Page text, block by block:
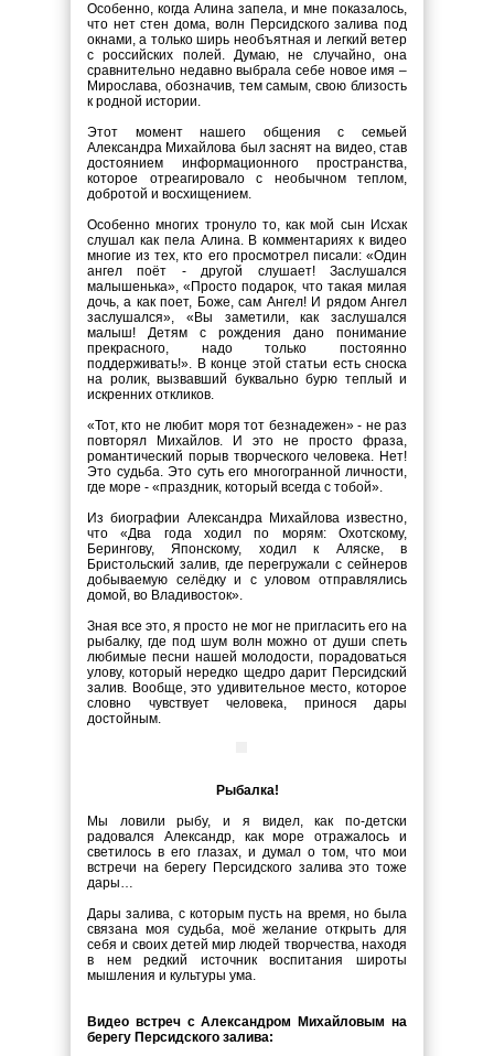
Особенно, когда Алина запела, и мне показалось,
что нет стен дома, волн Персидского залива под
окнами, а только ширь необъятная и легкий ветер
с российских полей. Думаю, не случайно, она
сравнительно недавно выбрала себе новое имя –
Мирослава, обозначив, тем самым, свою близость
к родной истории.
Этот момент нашего общения с семьей
Александра Михайлова был заснят на видео, став
достоянием информационного пространства,
которое отреагировало с необычном теплом,
добротой и восхищением.
Особенно многих тронуло то, как мой сын Исхак
слушал как пела Алина. В комментариях к видео
многие из тех, кто его просмотрел писали: «Один
ангел поёт - другой слушает! Заслушался
малышенька», «Просто подарок, что такая милая
дочь, а как поет, Боже, сам Ангел! И рядом Ангел
заслушался», «Вы заметили, как заслушался
малыш! Детям с рождения дано понимание
прекрасного, надо только постоянно
поддерживать!». В конце этой статьи есть сноска
на ролик, вызвавший буквально бурю теплый и
искренних откликов.
«Тот, кто не любит моря тот безнадежен» - не раз
повторял Михайлов. И это не просто фраза,
романтический порыв творческого человека. Нет!
Это судьба. Это суть его многогранной личности,
где море - «праздник, который всегда с тобой».
Из биографии Александра Михайлова известно,
что «Два года ходил по морям: Охотскому,
Берингову, Японскому, ходил к Аляске, в
Бристольский залив, где перегружали с сейнеров
добываемую селёдку и с уловом отправлялись
домой, во Владивосток».
Зная все это, я просто не мог не пригласить его на
рыбалку, где под шум волн можно от души спеть
любимые песни нашей молодости, порадоваться
улову, который нередко щедро дарит Персидский
залив. Вообще, это удивительное место, которое
словно чувствует человека, принося дары
достойным.
Рыбалка!
Мы ловили рыбу, и я видел, как по-детски
радовался Александр, как море отражалось и
светилось в его глазах, и думал о том, что мои
встречи на берегу Персидского залива это тоже
дары…
Дары залива, с которым пусть на время, но была
связана моя судьба, моё желание открыть для
себя и своих детей мир людей творчества, находя
в нем редкий источник воспитания широты
мышления и культуры ума.
Видео встреч с Александром Михайловым на
берегу Персидского залива: